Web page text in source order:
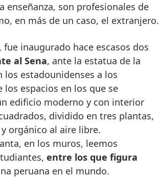
enseñanza, son profesionales de
en más de un caso, el extranjero.
inaugurado hace escasos dos
al Sena, ante la estatua de la
estadounidenses a los
los espacios en los que se
edificio moderno y con interior
dividido en tres plantas,
orgánico al aire libre.
en los muros, leemos
entre los que figura
peruana en el mundo.